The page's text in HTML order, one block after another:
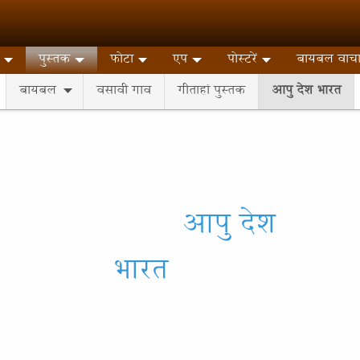
पुस्तक
बायबल
वसावी गाव गीताहां पुस्तक आपु देश भारत
फोटा एप पोस्टरें बायबल
आपु देश
भारत